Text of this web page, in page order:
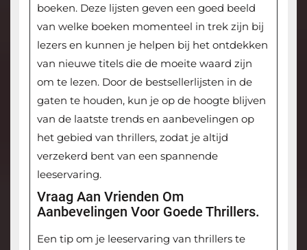
boeken. Deze lijsten geven een goed beeld
van welke boeken momenteel in trek zijn bij
lezers en kunnen je helpen bij het ontdekken
van nieuwe titels die de moeite waard zijn
om te lezen. Door de bestsellerlijsten in de
gaten te houden, kun je op de hoogte blijven
van de laatste trends en aanbevelingen op
het gebied van thrillers, zodat je altijd
verzekerd bent van een spannende
leeservaring.
Vraag Aan Vrienden Om
Aanbevelingen Voor Goede Thrillers.
Een tip om je leeservaring van thrillers te